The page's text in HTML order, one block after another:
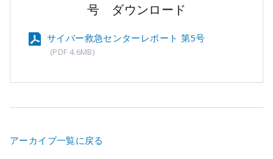
号 ダウンロード
サイバー救急センターレポート 第5号
(PDF 4.6MB)
アーカイブ一覧に戻る